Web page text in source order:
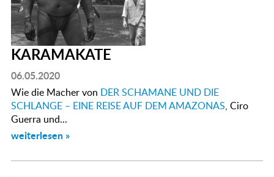
KARAMAKATE
06.05.2020
Wie die Macher von DER SCHAMANE UND DIE
SCHLANGE – EINE REISE AUF DEM AMAZONAS, Ciro
Guerra und...
weiterlesen »